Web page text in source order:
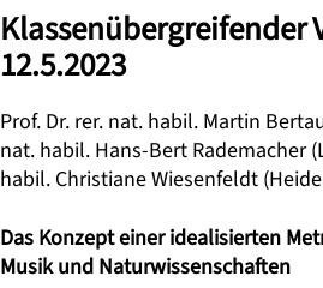
Klassenübergreifender
12.5.2023
Prof. Dr. rer. nat. habil. Martin
nat. habil. Hans-Bert Rademacher
habil. Christiane Wiesenfeldt
Das Konzept einer idealisierten
Musik und Naturwissenschaften